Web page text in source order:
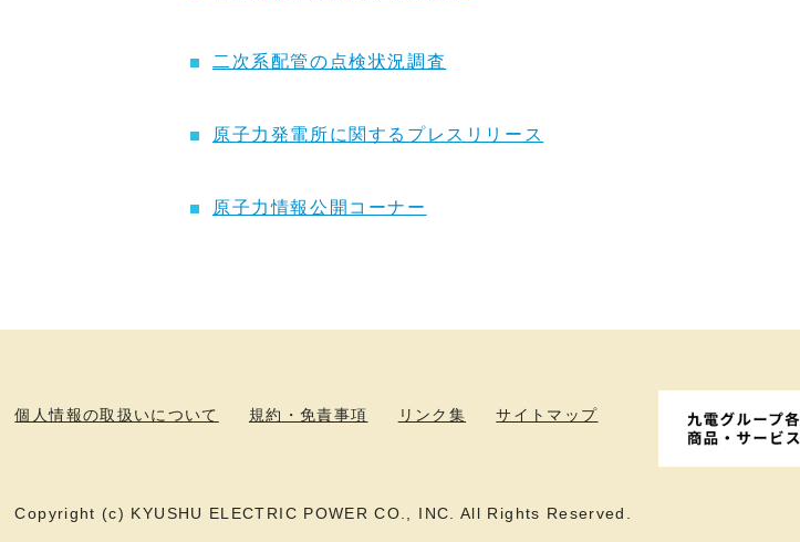
二次系配管の点検状況調査
原子力発電所に関するプレスリリース
原子力情報公開コーナー
個人情報の取扱いについて 規約・免責事項 リンク集 サイトマップ
Copyright (c) KYUSHU ELECTRIC POWER CO., INC. All Rights Reserved.